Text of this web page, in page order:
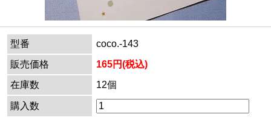
型番
coco.-143
販売価格
165円(税込)
在庫数
12個
購入数